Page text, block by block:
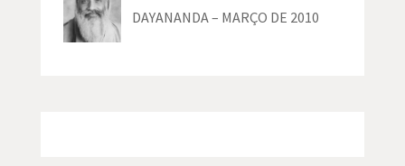
DAYANANDA – MARÇO DE 2010